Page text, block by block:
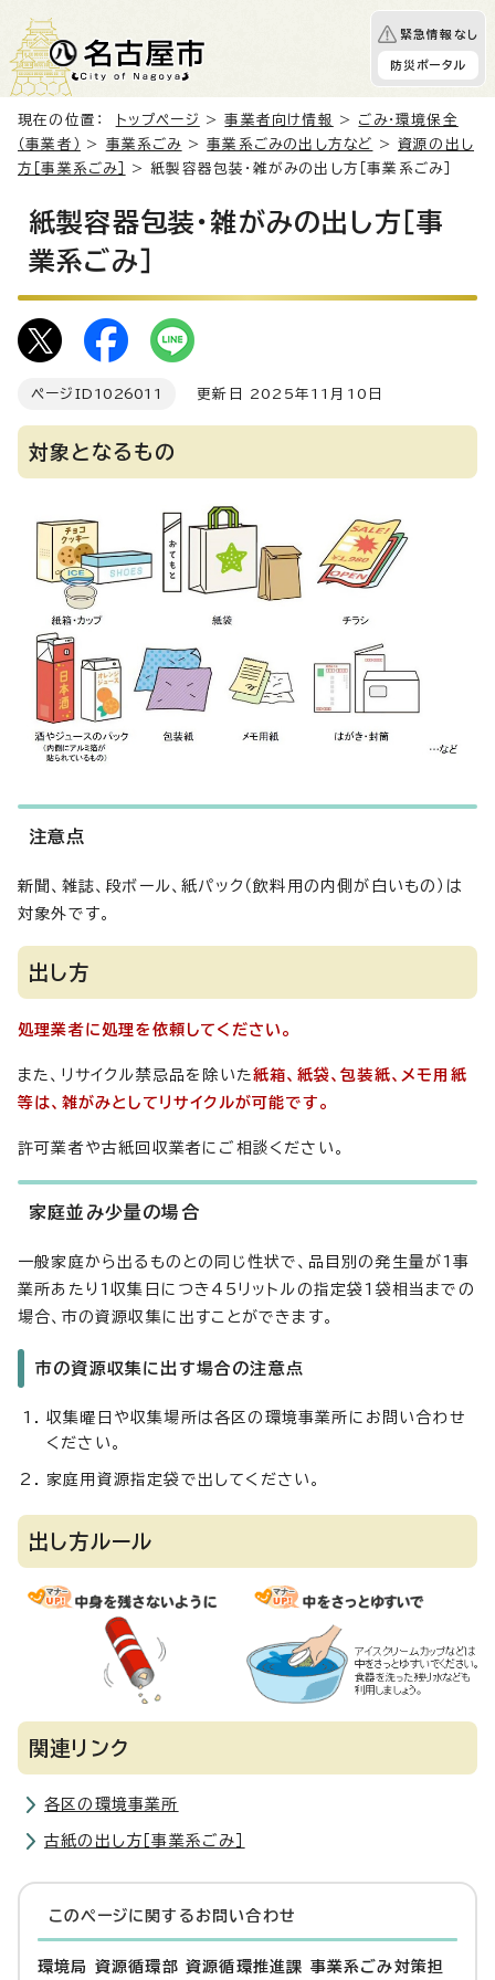
緊急情報なし
防災ポータル
現在の位置： トップページ >事業者向け情報 > ごみ・環境保全
（事業者）
> 事業系ごみ >事業系ごみの出し方など >資源の出し
方［事業系ごみ］
> 紙製容器包装・雑がみの出し方［事業系ごみ］
紙製容器包装・雑がみの出し方［事
業系ごみ］
ページID 1026011 更新日 2025年11月10日
対象となるもの
注意点
新聞、雑誌、段ボール、紙パック（飲料用の内側が白いもの）は
対象外です。
出し方
処理業者に処理を依頼してください。
また、リサイクル禁忌品を除いた紙箱、紙袋、包装紙、メモ用紙
等は、雑がみとしてリサイクルが可能です。
許可業者や古紙回収業者にご相談ください。
家庭並み少量の場合
一般家庭から出るものとの同じ性状で、品目別の発生量が1事
業所あたり1収集日につき45リットルの指定袋1袋相当までの
場合、市の資源収集に出すことができます。
市の資源収集に出す場合の注意点
収集曜日や収集場所は各区の環境事業所にお問い合わせ
ください。
家庭用資源指定袋で出してください。
出し方ルール
関連リンク
各区の環境事業所
古紙の出し方［事業系ごみ］
このページに関する お問い合わせ
環境局 資源循環部 資源循環推進課 事業系ごみ対策担